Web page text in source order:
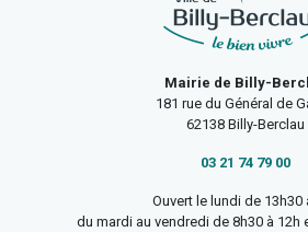
Mairie de Billy-
181 rue du Général de
62138 Billy-Berclau
03 21 74 79 00
Ouvert le lundi de 13h30
du mardi au vendredi de 8h30 à 12h